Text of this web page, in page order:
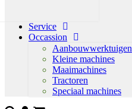
Service
Occassion
Aanbouwwerktuigen
Kleine machines
Maaimachines
Tractoren
Speciaal machines